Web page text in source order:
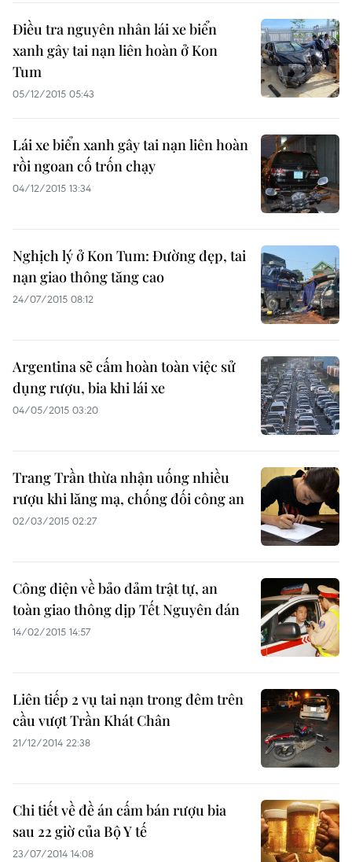
Điều tra nguyên nhân lái xe biển
xanh gây tai nạn liên hoàn ở Kon
Tum
05/12/2015 05:43
Lái xe biển xanh gây tai nạn liên hoàn
rồi ngoan cố trốn chạy
04/12/2015 13:34
Nghịch lý ở Kon Tum: Đường đẹp, tai
nạn giao thông tăng cao
24/07/2015 08:12
Argentina sẽ cấm hoàn toàn việc sử
dụng rượu, bia khi lái xe
04/05/2015 03:20
Trang Trần thừa nhận uống nhiều
rượu khi lăng mạ, chống đối công an
02/03/2015 02:27
Công điện về bảo đảm trật tự, an
toàn giao thông dịp Tết Nguyên đán
14/02/2015 14:57
Liên tiếp 2 vụ tai nạn trong đêm trên
cầu vượt Trần Khát Chân
21/12/2014 22:38
Chi tiết về đề án cấm bán rượu bia
sau 22 giờ của Bộ Y tế
23/07/2014 14:08